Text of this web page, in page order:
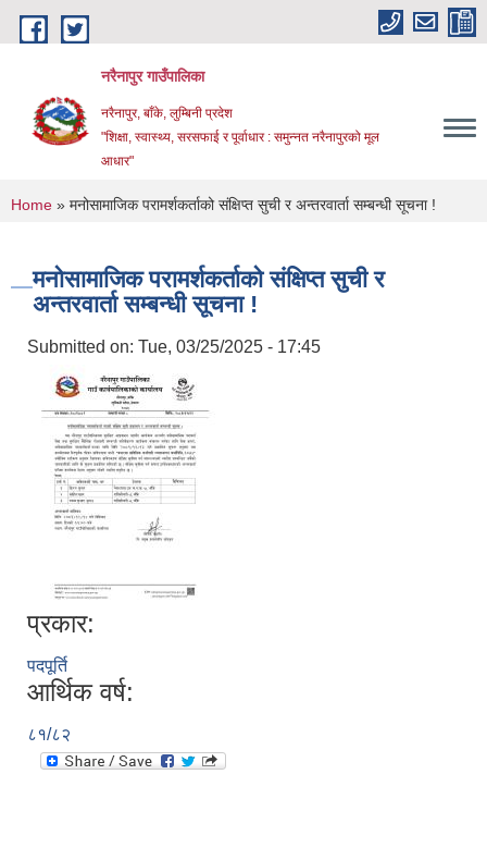
Skip to main content
नरैनापुर गाउँपालिका
नरैनापुर, बाँके, लुम्बिनी प्रदेश
"शिक्षा, स्वास्थ्य, सरसफाई र पूर्वाधार : समुन्नत नरैनापुरको मूल
आधार"
You are here
Home » मनोसामाजिक परामर्शकर्ताको संक्षिप्त सुची र अन्तरवार्ता सम्बन्धी सूचना !
मनोसामाजिक परामर्शकर्ताको संक्षिप्त सुची र
अन्तरवार्ता सम्बन्धी सूचना !
Submitted on: Tue, 03/25/2025 - 17:45
प्रकार:
पदपूर्ति
आर्थिक वर्ष:
८१/८२